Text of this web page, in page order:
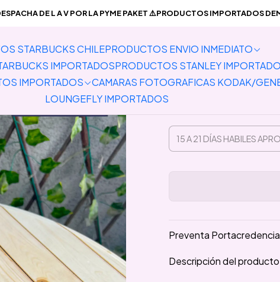
STARBUCKS CHILEPRODUCTOS ENVIO INMEDIATO
IMPORTADOSPRODUCTOS STANLEY
IMPORTADOS
CAMARAS FOTOGRAFICAS KODAK/
LOUNGEFLY IMPORTADOS
DE L A V POR LA PYME PAKET ⚠️PRODUCTOS IMPORTADOS
IMPORTADOS Lanyards Vertical Preventa Portacredencial
Preventa
Descripción del